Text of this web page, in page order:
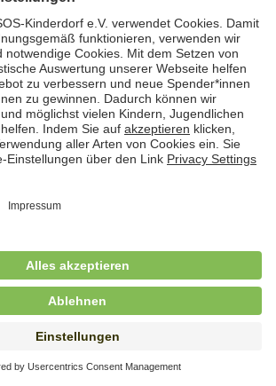
(m/w/d)
20 - max. 30 Std./.Wo.), SOS-
Essen
(m/w/d)
Hagen
(m/w/d) für
Teilzeit (19,25 Std./Wo.),